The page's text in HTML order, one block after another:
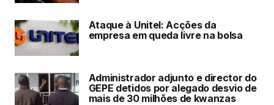
Ataque à Unitel: Acções da
empresa em queda livre na bolsa
Administrador adjunto e director do
GEPE detidos por alegado desvio de
mais de 30 milhões de kwanzas